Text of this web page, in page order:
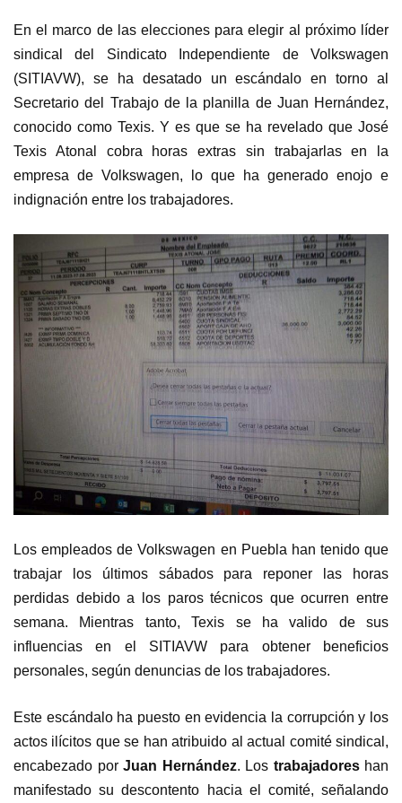
En el marco de las elecciones para elegir al próximo líder
sindical del Sindicato Independiente de Volkswagen
(SITIAVW), se ha desatado un escándalo en torno al
Secretario del Trabajo de la planilla de Juan Hernández,
conocido como Texis. Y es que se ha revelado que José
Texis Atonal cobra horas extras sin trabajarlas en la
empresa de Volkswagen, lo que ha generado enojo e
indignación entre los trabajadores.
Los empleados de Volkswagen en Puebla han tenido que
trabajar los últimos sábados para reponer las horas
perdidas debido a los paros técnicos que ocurren entre
semana. Mientras tanto, Texis se ha valido de sus
influencias en el SITIAVW para obtener beneficios
personales, según denuncias de los trabajadores.
Este escándalo ha puesto en evidencia la corrupción y los
actos ilícitos que se han atribuido al actual comité sindical,
encabezado por Juan Hernández. Los trabajadoreshan
manifestado su descontento hacia el comité, señalando